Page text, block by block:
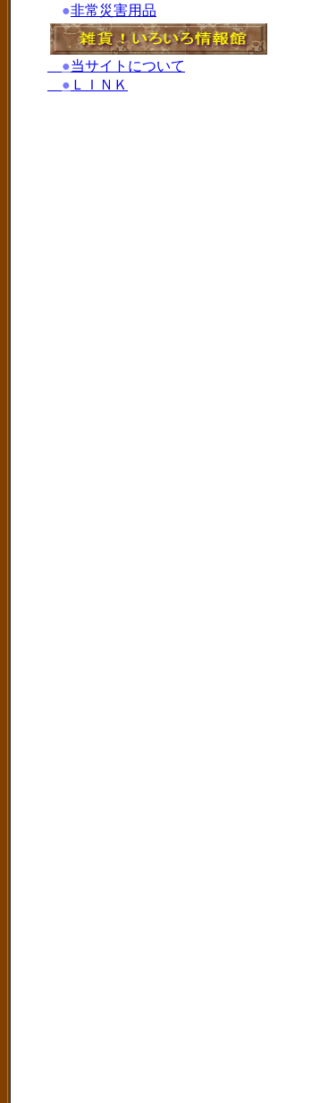
●非常災害用品
●当サイトについて
● ＬＩＮＫ